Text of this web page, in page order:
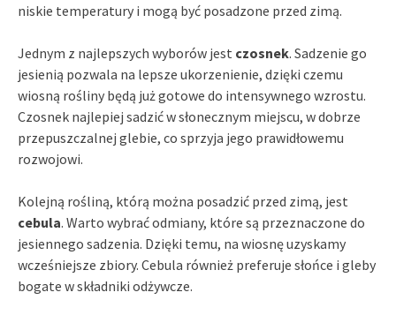
niskie temperatury i mogą być posadzone przed zimą.
Jednym z najlepszych wyborów jest czosnek. Sadzenie go
jesienią pozwala na lepsze ukorzenienie, dzięki czemu
wiosną rośliny będą już gotowe do intensywnego wzrostu.
Czosnek najlepiej sadzić w słonecznym miejscu, w dobrze
przepuszczalnej glebie, co sprzyja jego prawidłowemu
rozwojowi.
Kolejną rośliną, którą można posadzić przed zimą, jest
cebula. Warto wybrać odmiany, które są przeznaczone do
jesiennego sadzenia. Dzięki temu, na wiosnę uzyskamy
wcześniejsze zbiory. Cebula również preferuje słońce i gleby
bogate w składniki odżywcze.